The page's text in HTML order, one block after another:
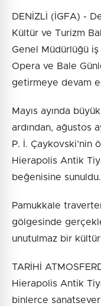
DENİZLİ (İGFA) -
Kültür ve Turizm
Genel Müdürlüğü
Opera ve Bale
getirmeye devam
Mayıs ayında
ardından, ağustos
P. İ. Çaykovski’nin
Hierapolis Antik
beğenisine sunuldu.
Pamukkale
gölgesinde
unutulmaz bir
TARİHİ
Hierapolis Antik
binlerce